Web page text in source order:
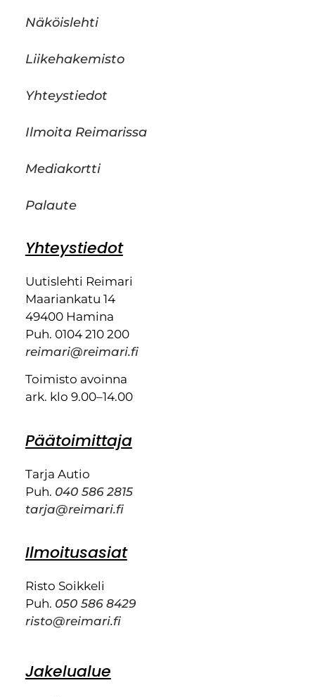
Näköislehti
Liikehakemisto
Yhteystiedot
Ilmoita Reimarissa
Mediakortti
Palaute
Yhteystiedot
Uutislehti Reimari
Maariankatu 14
49400 Hamina
Puh. 0104 210 200
reimari@reimari.fi
Toimisto avoinna
ark. klo 9.00–14.00
Päätoimittaja
Tarja Autio
Puh. 040 586 2815
tarja@reimari.fi
Ilmoitusasiat
Risto Soikkeli
Puh. 050 586 8429
risto@reimari.fi
Jakelualue